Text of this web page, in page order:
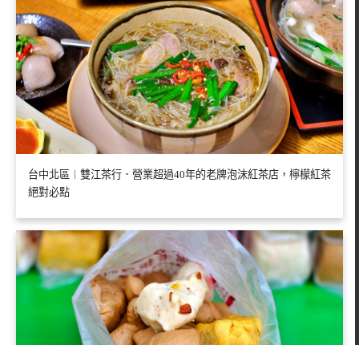
台中北區︱雙江茶行．營業超過40年的老牌泡沫紅茶店，檸檬紅茶
絕對必點